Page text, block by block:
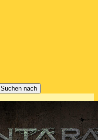
Suchen nach